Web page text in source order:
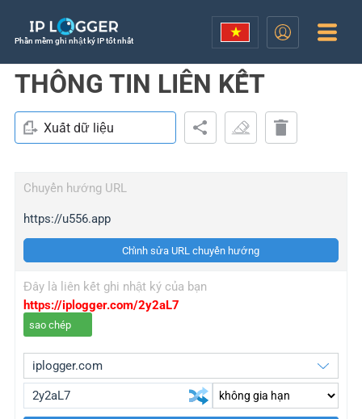
Phần mềm ghi nhật ký IP tốt nhất
THÔNG TIN LIÊN KẾT
Xuất dữ liệu
Chuyển hướng URL
https://u556.app
Chỉnh sửa URL chuyển hướng
Đây là liên kết ghi nhật ký của bạn
https://iplogger.com/2y2aL7
sao chép